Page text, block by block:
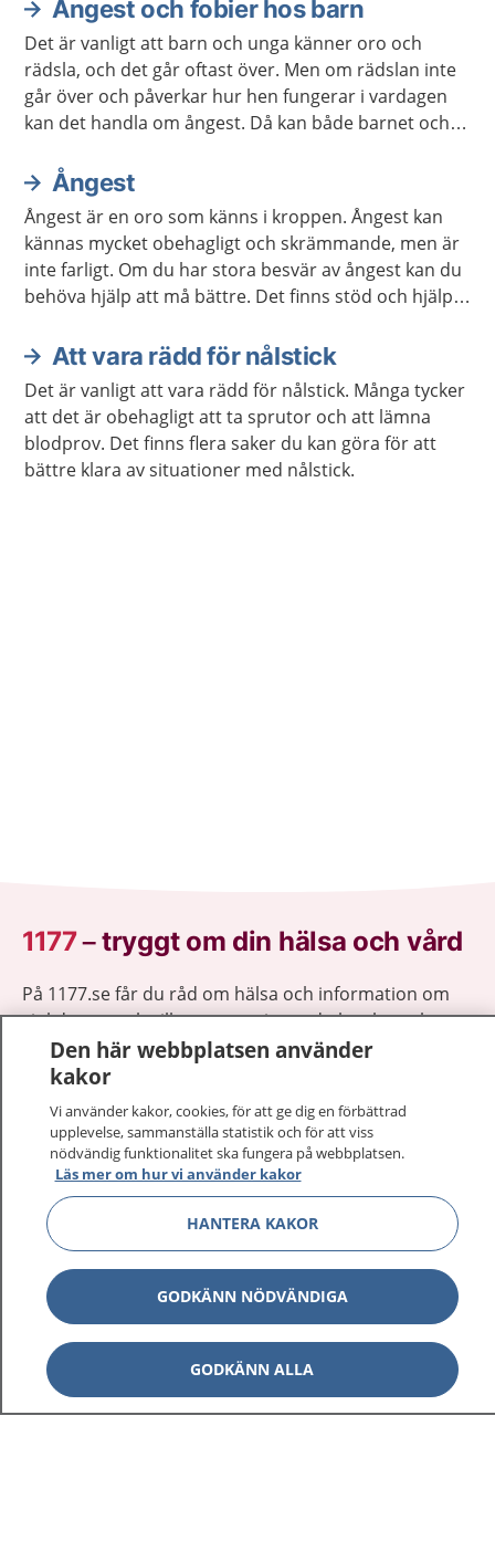
Ångest och fobier hos barn
Det är vanligt att barn och unga känner oro och
rädsla, och det går oftast över. Men om rädslan inte
går över och påverkar hur hen fungerar i vardagen
kan det handla om ångest. Då kan både barnet och
behövs behandling.
Ångest
Ångest är en oro som känns i kroppen. Ångest kan
kännas mycket obehagligt och skrämmande, men är
inte farligt. Om du har stora besvär av ångest kan du
behöva hjälp att må bättre. Det finns stöd och hjälp
Att vara rädd för nålstick
Det är vanligt att vara rädd för nålstick. Många tycker
att det är obehagligt att ta sprutor och att lämna
blodprov. Det finns flera saker du kan göra för att
bättre klara av situationer med nålstick.
1177–tryggt om din hälsa och vård
På 1177.se får du råd om hälsa och information om
sjukdomar och vilka mottagningar du kan kontakta.
Logga in för att läsa din journal och göra dina
vårdärenden. Ring telefonnummer 1177 för
sjukvårdsrådgivning dygnet runt.
1177 ger dig råd när du vill må bättre.
1177 på flera språk Visa
Visa
Kontakt Visa
Den här webbplatsen använder
kakor
Vi använder kakor, cookies, för att ge dig en förbättrad
upplevelse, sammanställa statistik och för att viss
nödvändig funktionalitet ska fungera på webbplatsen.
Läs mer om hur vi använder kakor
HANTERA KAKOR
GODKÄNN NÖDVÄNDIGA
GODKÄNN ALLA